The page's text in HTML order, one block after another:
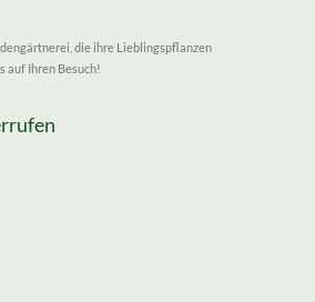
die ihre Lieblingspflanzen
auf Ihren Besuch!